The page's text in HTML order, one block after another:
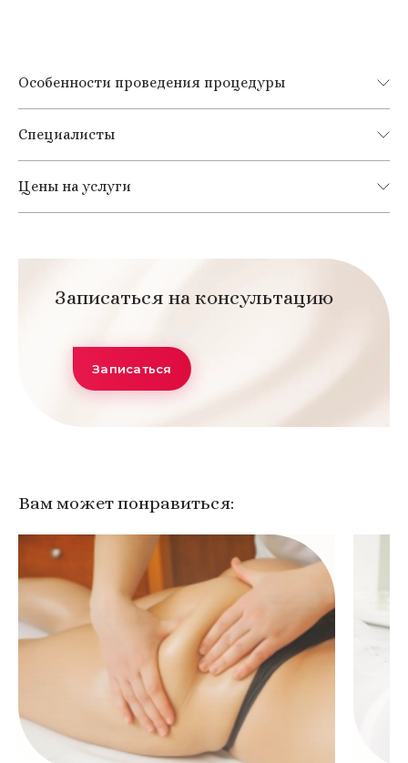
Особенности проведения процедуры
Специалисты
Цены на услуги
Записаться на консультацию
Записаться
Вам может понравиться: